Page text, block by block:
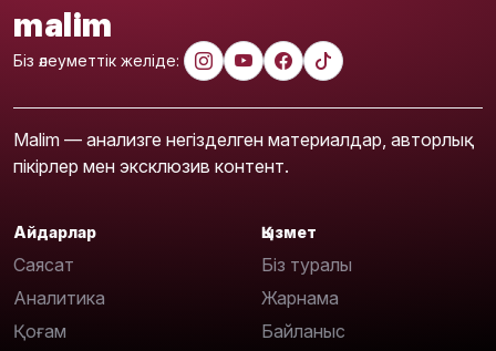
malim
Біз әлеуметтік желіде:
Malim — анализге негізделген материалдар, авторлық
пікірлер мен эксклюзив контент.
Айдарлар
Саясат
Аналитика
Қоғам
Қызмет
Біз туралы
Жарнама
Байланыс